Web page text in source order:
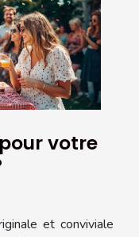
votre
et conviviale